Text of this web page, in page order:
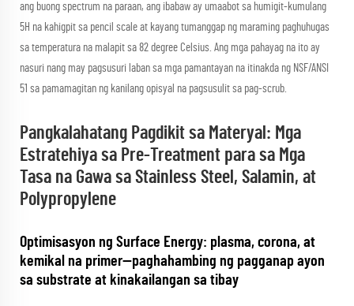
ang buong spectrum na paraan, ang ibabaw ay umaabot sa humigit-kumulang
5H na kahigpit sa pencil scale at kayang tumanggap ng maraming paghuhugas
sa temperatura na malapit sa 82 degree Celsius. Ang mga pahayag na ito ay
nasuri nang may pagsusuri laban sa mga pamantayan na itinakda ng NSF/ANSI
51 sa pamamagitan ng kanilang opisyal na pagsusulit sa pag-scrub.
Pangkalahatang Pagdikit sa Materyal: Mga
Estratehiya sa Pre-Treatment para sa Mga
Tasa na Gawa sa Stainless Steel, Salamin, at
Polypropylene
Optimisasyon ng Surface Energy: plasma, corona, at
kemikal na primer—paghahambing ng pagganap ayon
sa substrate at kinakailangan sa tibay